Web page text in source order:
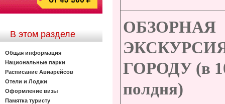
В этом разделе
Общая информация
Национальные парки
Расписание Авиарейсов
Отели и Лоджи
Оформление визы
Памятка туристу
ОБЗОРНАЯ
ГОРОДУ (в
полдня)